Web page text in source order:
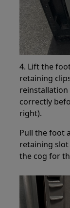
4. Lift the
retaining
reinstallation
correctly
right).
Pull the foot
retaining
the cog for